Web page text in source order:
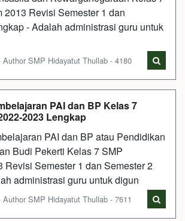
2013 Revisi Semester 1 dan
- Adalah administrasi guru untuk
SMP Hidayatut Thullab - 4180
PAI dan BP Kelas 7
2023 Lengkap
PAI dan BP atau Pendidikan
Budi Pekerti Kelas 7 SMP
Revisi Semester 1 dan Semester 2
administrasi guru untuk digun
SMP Hidayatut Thullab - 7611